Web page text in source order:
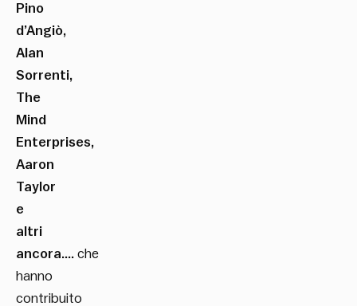
Pino
d’Angiò,
Alan
Sorrenti,
The
Mind
Enterprises,
Aaron
Taylor
e
altri
ancora…. che
hanno
contribuito